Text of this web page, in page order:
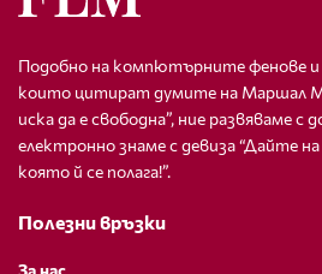
Подобно на компютърните фенове и
които цитират думите на Маршал
иска да е свободна”, ние развяваме
електронно знаме с девиза “Дайте
която й се полага!”.
Полезни връзки
За нас